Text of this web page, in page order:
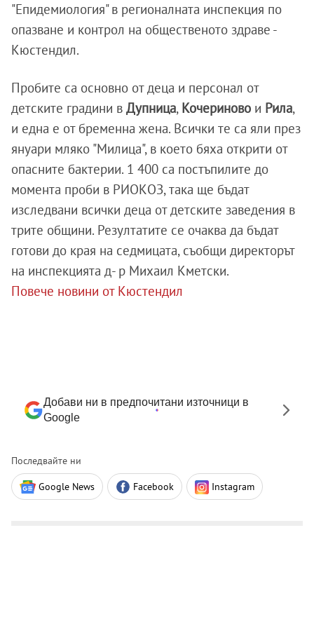
"Епидемиология" в регионалната инспекция по
опазване и контрол на общественото здраве -
Кюстендил.
Пробите са основно от деца и персонал от
детските градини в Дупница, Кочериново и Рила,
и една е от бременна жена. Всички те са яли през
януари мляко "Милица", в което бяха открити от
опасните бактерии. 1 400 са постъпилите до
момента проби в РИОКОЗ, така ще бъдат
изследвани всички деца от детските заведения в
трите общини. Резултатите се очаква да бъдат
готови до края на седмицата, съобщи директорът
на инспекцията д- р Михаил Кметски.
Повече новини от Кюстендил
Добави ни в предпочитани източници в
Google
Последвайте ни
Google News Facebook Instagram